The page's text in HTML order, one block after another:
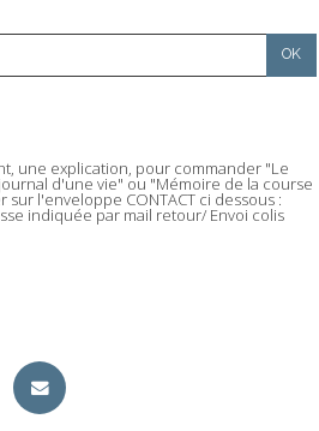
une explication, pour commander "Le
d'une vie" ou "Mémoire de la course
l'enveloppe CONTACT ci dessous :
indiquée par mail retour/ Envoi colis